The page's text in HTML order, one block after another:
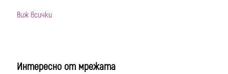
виж всички
Интересно от мрежата